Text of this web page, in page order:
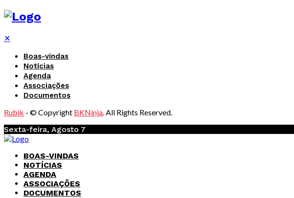
✕
Boas-vindas
Notícias
Agenda
Associações
Documentos
Rubik - © Copyright BKNinja. All Rights Reserved.
Sexta-feira, Agosto 7
BOAS-VINDAS
NOTÍCIAS
AGENDA
ASSOCIAÇÕES
DOCUMENTOS